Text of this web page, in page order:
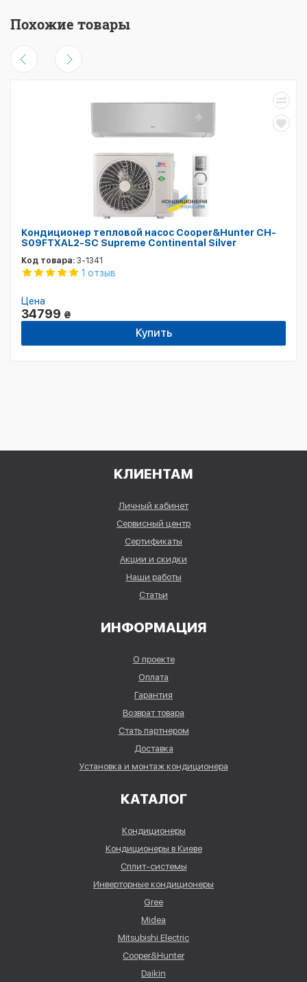
Похожие товары
Кондиционер тепловой насос Cooper&Hunter CH-
S09FTXAL2-SC Supreme Continental Silver
Код товара: 3-1341
1 отзыв
Цена
34799 ₴
Купить
КЛИЕНТАМ
Личный кабинет
Сервисный центр
Сертификаты
Акции и скидки
Наши работы
Статьи
ИНФОРМАЦИЯ
О проекте
Оплата
Гарантия
Возврат товара
Стать партнером
Доставка
Установка и монтаж кондиционера
КАТАЛОГ
Кондиционеры
Кондиционеры в Киеве
Сплит-системы
Инверторные кондиционеры
Gree
Midea
Mitsubishi Electric
Cooper&Hunter
Daikin